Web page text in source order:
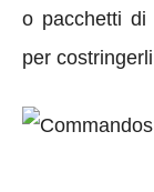
o pacchetti di
per